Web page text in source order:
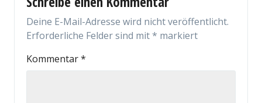
Deine E-Mail-Adresse wird nicht veröffentlicht.
Erforderliche Felder sind mit* markiert
Kommentar*